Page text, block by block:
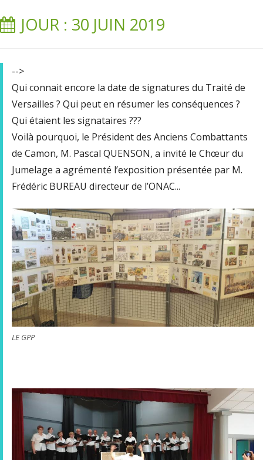
JOUR : 30 JUIN 2019
-->
Qui connait encore la date de signatures du Traité de
Versailles ? Qui peut en résumer les conséquences ?
Qui étaient les signataires ???
Voilà pourquoi, le Président des Anciens Combattants
de Camon, M. Pascal QUENSON, a invité le Chœur du
Jumelage a agrémenté l’exposition présentée par M.
Frédéric BUREAU directeur de l’ONAC...
LE GPP